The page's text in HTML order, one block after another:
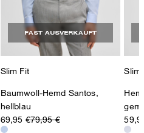
FAST AUSVERKAUFT
Slim Fit
Baumwoll-Hemd Santos,
hellblau
69,95 €79,95 €
Slim